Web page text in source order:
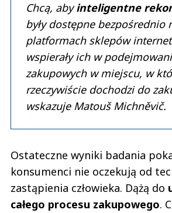
Chcą, abyinteligentne
były dostępne bezpośrednio
platformach sklepów
wspierały ich w
zakupowych w miejscu, w
rzeczywiście dochodzi do
wskazuje Matouš Michněvič.
Ostateczne wyniki badania
konsumenci nie oczekują od
zastąpienia człowieka. Dążą do
całego procesu zakupowego.